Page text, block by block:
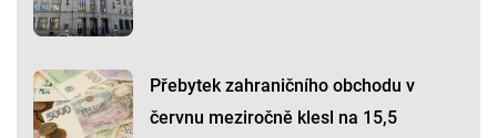
Přebytek zahraničního obchodu v
červnu meziročně klesl na 15,5